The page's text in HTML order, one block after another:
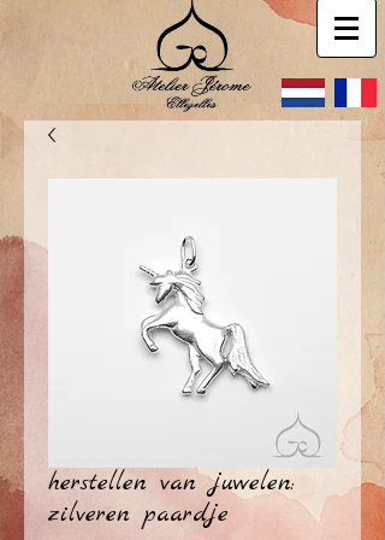
herstellen van juwelen:
zilveren paardje